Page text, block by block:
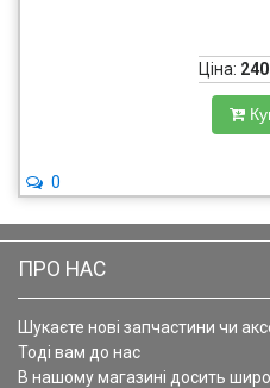
Ціна: 240
0
ПРО НАС
Шукаєте нові запчастини чи
Тоді вам до нас
В нашому магазині досить